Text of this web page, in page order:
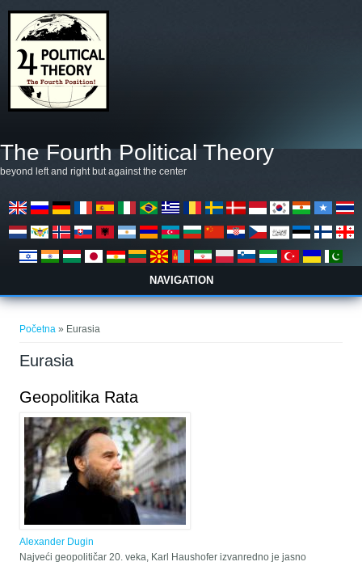
The Fourth Political Theory
beyond left and right but against the center
NAVIGATION
Početna » Eurasia
Eurasia
Geopolitika Rata
Alexander Dugin
Najveći geopolitičar 20. veka, Karl Haushofer izvanredno je jasno